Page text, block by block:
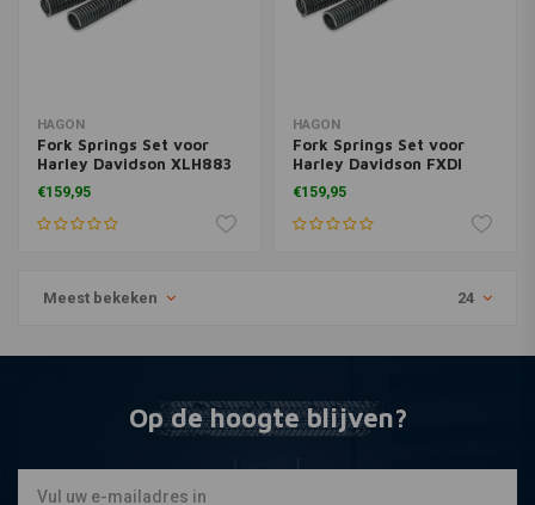
HAGON
Fork Springs Set voor
Harley Davidson XLH883
Hugger 92>
€159,95
HAGON
Fork Springs Set voor
Harley Davidson FXDI
Dyna 35 (35-jarig
jubileum) + 160 mm huls
*** 06>
€159,95
Meest bekeken 24
Op de hoogte blijven?